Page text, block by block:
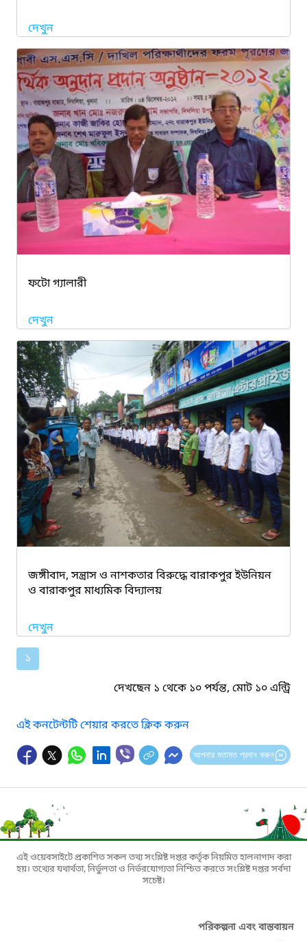
দেখুন
ফটো গ্যালারী
দেখুন
জঙ্গীবাদ, সন্ত্রাস ও নাশকতার বিরুদ্ধে বারাকপুর ইউনিয়ন
ও বারাকপুর মাধ্যমিক বিদ্যালয়
দেখুন
১
দেখছেন ১ থেকে ১০ পর্যন্ত, মোট ১০ এন্ট্রি
এই কনটেন্টটি শেয়ার করতে ক্লিক করুন
আপনার মতামত প্রদান করুন
এই ওয়েবসাইটে প্রকাশিত সকল তথ্য সংশ্লিষ্ট দপ্তর কর্তৃক নিয়মিত হালনাগাদ করা
হয়। তথ্যের যথার্থতা, নির্ভুলতা ও নির্ভরযোগ্যতা নিশ্চিত করতে সংশ্লিষ্ট দপ্তর সর্বদা
সচেষ্ট।
পরিকল্পনা এবং বাস্তবায়ন